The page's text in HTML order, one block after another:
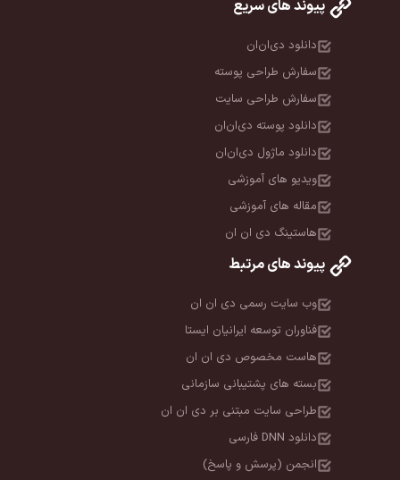
پیوند های سریع
دانلود دی‌ان‌ان
سفارش طراحی پوسته
سفارش طراحی سایت
دانلود پوسته دی‌ان‌ان
دانلود ماژول دی‌ان‌ان
ویدیو های آموزشی
مقاله های آموزشی
هاستینگ دی ان ان
پیوند های مرتبط
وب سایت رسمی دی ان ان
فناوران توسعه ایرانیان ایستا
هاست مخصوص دی ان ان
بسته های پشتیبانی سازمانی
طراحی سایت مبتنی بر دی ان ان
دانلود DNN فارسی
انجمن (پرسش و پاسخ)